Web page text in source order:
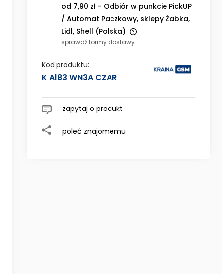
od 7,90 zł - Odbiór w punkcie PickUP
/ Automat Paczkowy, sklepy Żabka,
Lidl, Shell (Polska)
kosztów płatności
sprawdź formy dostawy
Kod produktu:
K A183 WN3A CZAR
zapytaj o produkt
poleć znajomemu